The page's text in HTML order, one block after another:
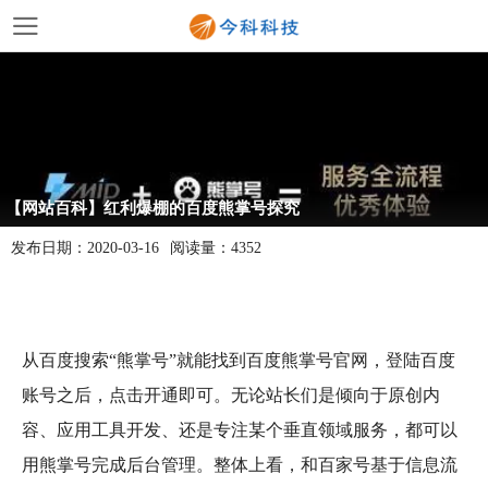
【网站百科】红利爆棚的百度熊掌号探究
发布日期： 2020-03-16 阅读量： 4352
从百度搜索“熊掌号”就能找到百度熊掌号官网，登陆百度
账号之后，点击开通即可。无论站长们是倾向于原创内
容、应用工具开发、还是专注某个垂直领域服务，都可以
用熊掌号完成后台管理。整体上看，和百家号基于信息流